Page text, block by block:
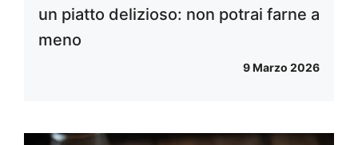
un piatto delizioso: non potrai farne a
meno
9 Marzo 2026